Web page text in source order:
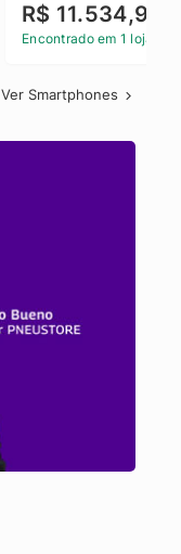
R$ 11.534,90
Encontrado em 1 loja
Ver Smartphones